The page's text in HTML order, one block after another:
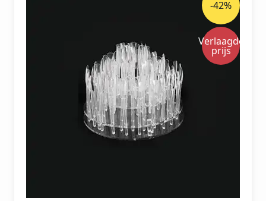
-42%
Verlaagde
prijs